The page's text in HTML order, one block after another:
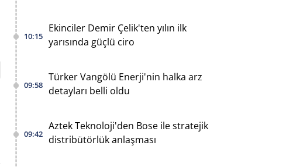
10:15
Ekinciler Demir Çelik'ten yılın ilk
yarısında güçlü ciro
09:58
Türker Vangölü Enerji'nin halka arz
detayları belli oldu
09:42
Aztek Teknoloji'den Bose ile stratejik
distribütörlük anlaşması